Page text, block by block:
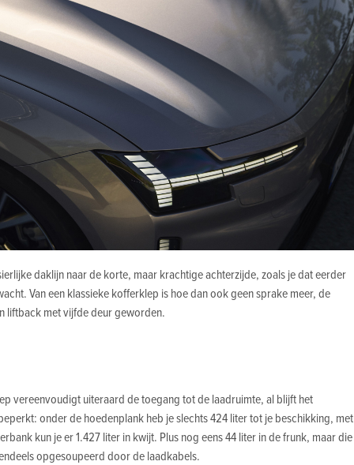
daklijn naar de korte, maar krachtige achterzijde, zoals je dat eerder
Van een klassieke kofferklep is hoe dan ook geen sprake meer, de
liftback met vijfde deur geworden.
vereenvoudigt uiteraard de toegang tot de laadruimte, al blijft het
onder de hoedenplank heb je slechts 424 liter tot je beschikking, met
kun je er 1.427 liter in kwijt. Plus nog eens 44 liter in de frunk, maar die
opgesoupeerd door de laadkabels.